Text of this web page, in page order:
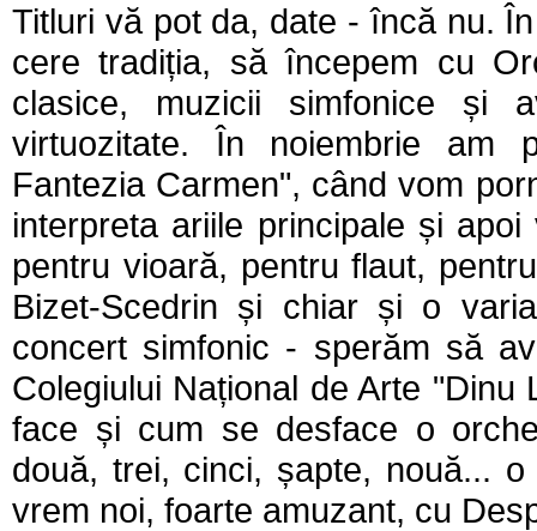
Titluri vă pot da, date - încă nu.
cere tradiția, să începem cu
clasice, muzicii simfonice și
virtuozitate. În noiembrie am
Fantezia Carmen", când vom
interpreta ariile principale și
pentru vioară, pentru flaut,
Bizet-Scedrin și chiar și o
concert simfonic - sperăm să
Colegiului Național de Arte
face și cum se desface o
două, trei, cinci, șapte, nouă...
vrem noi, foarte amuzant, cu